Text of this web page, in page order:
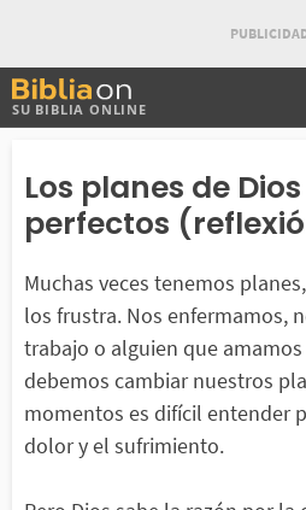
SU BIBLIA ONLINE
Buscar
en
Los planes de
perfectos
Muchas veces tenemos
los frustra. Nos enfermamos,
trabajo o alguien que
debemos cambiar nuestros
momentos es difícil entender
dolor y el sufrimiento.